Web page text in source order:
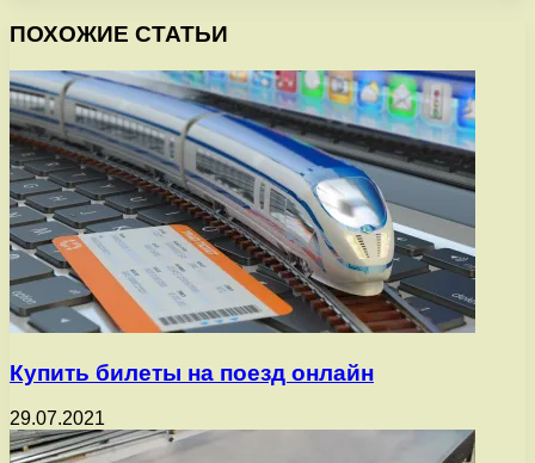
ПОХОЖИЕ СТАТЬИ
Купить билеты на поезд онлайн
29.07.2021